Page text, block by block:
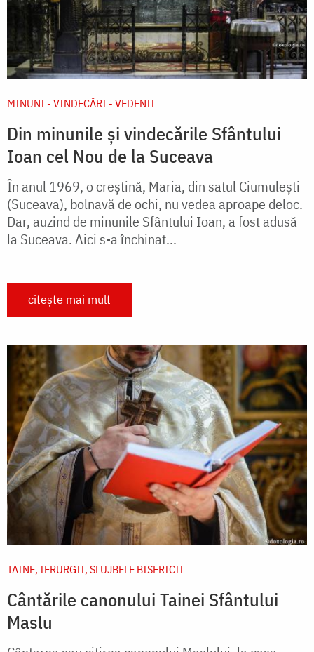
MINUNI - VINDECĂRI - VEDENII
Din minunile și vindecările Sfântului
Ioan cel Nou de la Suceava
În anul 1969, o creştină, Maria, din satul Ciumuleşti
(Suceava), bolnavă de ochi, nu vedea aproape deloc.
Dar, auzind de minunile Sfântului Ioan, a fost adusă
la Suceava. Aici s-a închinat...
citește mai mult
TAINE, IERURGII, SLUJBELE BISERICII
Cântările canonului Tainei Sfântului
Maslu